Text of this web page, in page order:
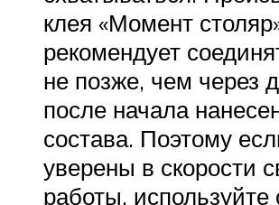
клея «Момент
рекомендует
не позже, чем через
после начала
состава. Поэтому
уверены в скорости
работы, используйте